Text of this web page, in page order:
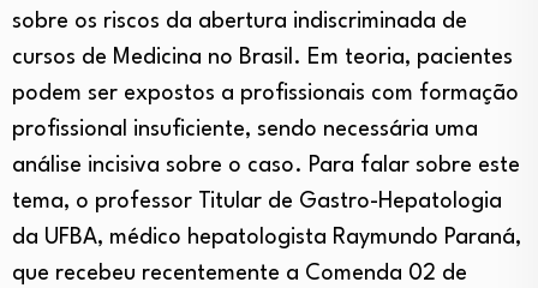
sobre os riscos da abertura indiscriminada de
cursos de Medicina no Brasil. Em teoria, pacientes
podem ser expostos a profissionais com formação
profissional insuficiente, sendo necessária uma
análise incisiva sobre o caso. Para falar sobre este
tema, o professor Titular de Gastro-Hepatologia
da UFBA, médico hepatologista Raymundo Paraná,
que recebeu recentemente a Comenda 02 de